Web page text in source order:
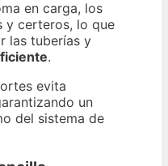
en carga, los
y certeros, lo que
las tuberías y
.
evita
un
del sistema de